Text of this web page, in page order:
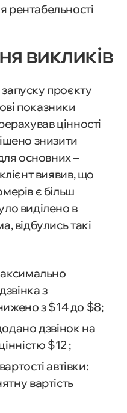
рентабельності
викликів
проєкту
показники
цінності
знизити
основних –
виявив, що
є більш
виділено в
відбулись такі
з
з $14 до $8;
дзвінок на
$12 ;
автівки:
вартість